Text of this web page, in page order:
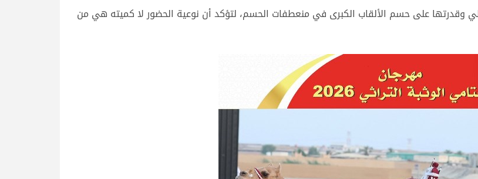
وقدرتها على حسم الألقاب الكبرى في منعطفات الحسم، لتؤكد أن نوعية الحضور لا كميته هي من